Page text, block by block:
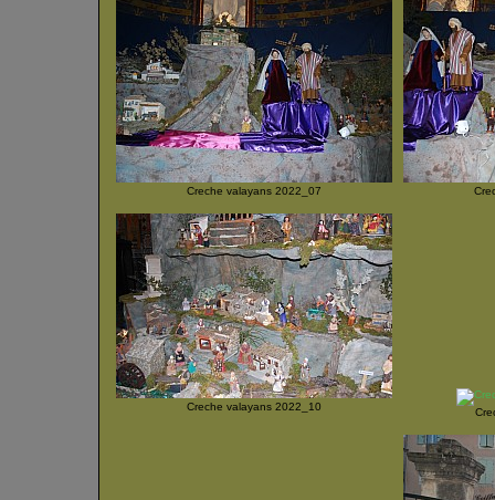
Creche valayans 2022_07
Creche valayans 2022_10